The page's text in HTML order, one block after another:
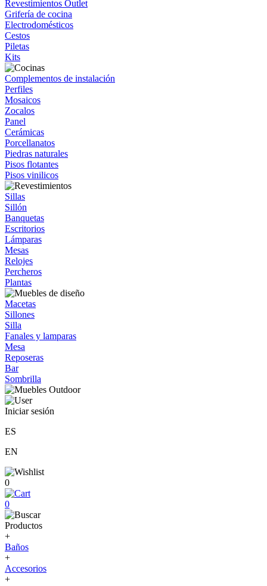
Revestimientos Outlet
Grifería de cocina
Electrodomésticos
Cestos
Piletas
Kits
Complementos de instalación
Perfiles
Mosaicos
Zocalos
Panel
Cerámicas
Porcellanatos
Piedras naturales
Pisos flotantes
Pisos vinilicos
Sillas
Sillón
Banquetas
Escritorios
Lámparas
Mesas
Relojes
Percheros
Plantas
Macetas
Sillones
Silla
Fanales y lamparas
Mesa
Reposeras
Bar
Sombrilla
Iniciar sesión
ES
EN
0
0
Productos
+
Baños
+
Accesorios
+